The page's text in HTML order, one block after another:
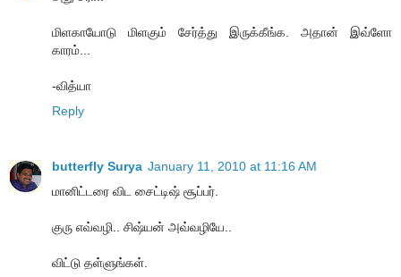
மிளகாயோடு மிளகும் சேர்த்து இருக்கீங்க. அதான் இவ்ளோ
காரம்...
-வித்யா
Reply
butterfly Surya January 11, 2010 at 11:16 AM
மானிட்டரை விட சைட்டிஷ் சூப்பர்.
குரு எவ்வழி.. சிஷ்யன் அவ்வழியே..
விட்டு தள்ளுங்கள்.